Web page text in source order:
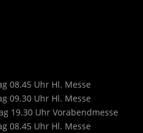
08.45 Uhr Hl. Messe
09.30 Uhr Hl. Messe
19.30 Uhr Vorabendmesse
08.45 Uhr Hl. Messe